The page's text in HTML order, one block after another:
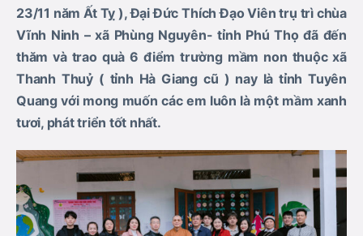
23/11 năm Ất Tỵ ), Đại Đức Thích Đạo Viên trụ trì chùa
Vĩnh Ninh – xã Phùng Nguyên- tỉnh Phú Thọ đã đến
thăm và trao quà 6 điểm trường mầm non thuộc xã
Thanh Thuỷ ( tỉnh Hà Giang cũ ) nay là tỉnh Tuyên
Quang với mong muốn các em luôn là một mầm xanh
tươi, phát triển tốt nhất.